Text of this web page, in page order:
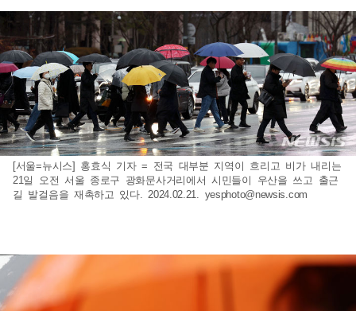
[서울=뉴시스] 홍효식 기자 = 전국 대부분 지역이 흐리고 비가 내리는
21일 오전 서울 종로구 광화문사거리에서 시민들이 우산을 쓰고 출근
길 발걸음을 재촉하고 있다. 2024.02.21. yesphoto@newsis.com